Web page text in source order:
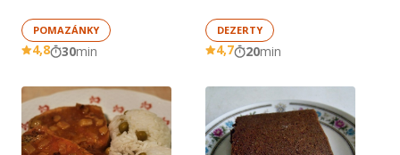
POMAZÁNKY
4,8 30min
DEZERTY
4,7 20min